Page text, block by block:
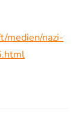
medien/nazi-